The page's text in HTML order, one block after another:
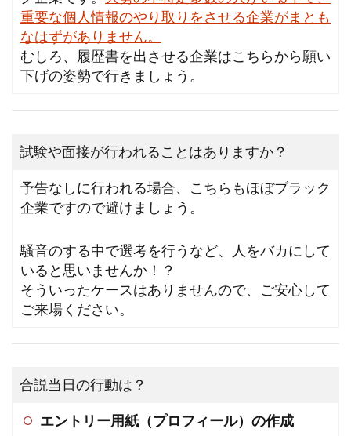
重要な個人情報のやり取りをさせる企業がまとも
なはずがありません。
むしろ、履歴書を出させる企業はこちらから願い
下げの姿勢で行きましょう。
試験や面接が行われることはありますか？
予告なしに行われる場合、こちらもほぼブラック
企業ですので避けましょう。
騒音のする中で選考を行うなど、人をバカにして
いると思いませんか！？
そういったケースはありませんので、ご安心して
ご来場ください。
合説当日の行動は？
エントリー用紙（プロフィール）の作成